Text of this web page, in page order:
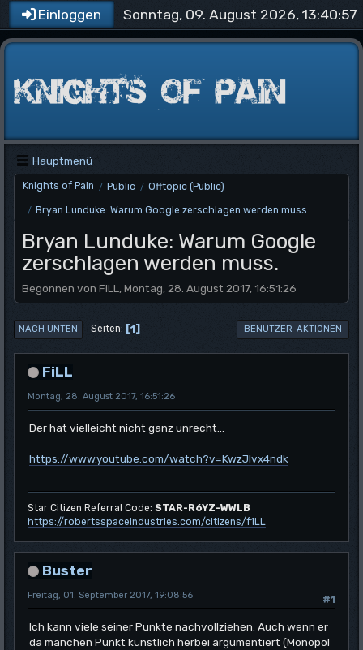
Einloggen Sonntag, 09. August 2026, 13:40:57
Hauptmenü
Knights of Pain / Public / Offtopic (Public)
/ Bryan Lunduke: Warum Google zerschlagen werden muss.
Bryan Lunduke: Warum Google
zerschlagen werden muss.
Begonnen von FiLL, Montag, 28. August 2017, 16:51:26
NACH UNTEN Seiten 1 BENUTZER-AKTIONEN
FiLL
Montag, 28. August 2017, 16:51:26
Der hat vielleicht nicht ganz unrecht...
https://www.youtube.com/watch?v=KwzJlvx4ndk
Star Citizen Referral Code: STAR-R6YZ-WWLB
https://robertsspaceindustries.com/citizens/f1LL
Buster
#1
Freitag, 01. September 2017, 19:08:56
Ich kann viele seiner Punkte nachvollziehen. Auch wenn er
da manchen Punkt künstlich herbei argumentiert (Monopol